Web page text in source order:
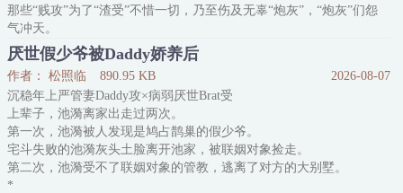
那些“贱攻”为了“渣受”不惜一切，乃至伤及无辜“炮灰”，“炮灰”们怨
气冲天。
消除局为消除怨气，派温辞穿越“贱攻”，虐人渣“渣受”，拯救无辜“炮
灰”。
第一个世界…
系统233：【宿主你是来拯救“炮灰”的，怎么跟“炮灰”在一起了？】
温辞：他好看。
233：【……】
第二个世界…
233：【为什么又在一起啦？】
厌世假少爷被Daddy娇养后
作者： 松照临 890.95 KB
2026-08-07
沉稳年上严管妻Daddy攻×病弱厌世Brat受
上辈子，池漪离家出走过两次。
第一次，池漪被人发现是鸠占鹊巢的假少爷。
宅斗失败的池漪灰头土脸离开池家，被联姻对象捡走。
第二次，池漪受不了联姻对象的管教，逃离了对方的大别墅。
*